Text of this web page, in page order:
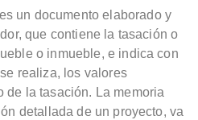
es un documento elaborado y
que contiene la tasación o
o inmueble, e indica con
realiza, los valores
de la tasación. La memoria
detallada de un proyecto, va